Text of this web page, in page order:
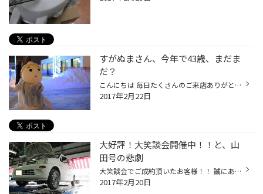
すがぬまさん、今年で43歳、まだま
だ？
こんにちは 毎日たくさんのご来店ありがとうございます (撮影ぬ・旭川駅前) ただいま私、お取引先のイベントに参加しています 残すところあと1日 こちらでも夏タイヤのお問い合わせ、ご予約もたくさん来ていただいております もう早すぎなんてことは無いですよ すぐ、ほんとすぐ、雪解けちゃいます ...
2017年2月22日
大好評！大笑談会開催中！！と、山
田号の悲劇
大笑談会でご成約頂いたお客様！！ 誠にありがとうございます！！！ 引き続き、～２８日まで開催いたしておりますので どしどしご来店下さいネ！！！ さて、きょうは平日の月曜日。 日曜日ほど、ご来店が無いのかなと、思いきや！！！！！ 朝から立て続けにご来店頂きました。 ありがとうございます...
2017年2月20日